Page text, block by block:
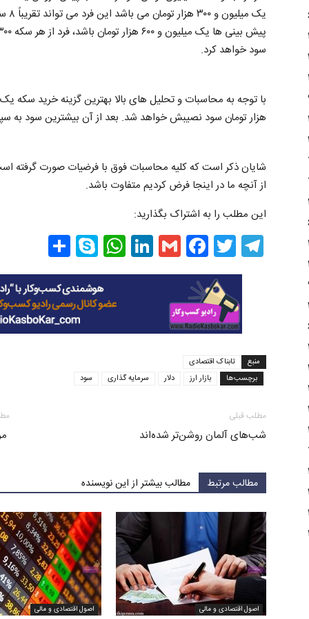
سود خواهد کرد.
هزار تومان سود نصیبش خواهد شد. بعد از آن بیشترین سود به سپرده ریالی با
شایان ذکر است که کلیه محاسبات فوق با فرضیات صورت
از آنچه ما در اینجا فرض کردیم متفاوت باشد.
این مطلب را به اشتراک بگذارید:
Telegram
Twitter
Facebook
Gmail
LinkedIn
Skype
منبع
تابناک اقتصادی
برچسب‌ها
بازار ارز دلار سرمایه گذاری سود
مطلب قبلی
شب‌های آلمان روشن‌تر شده‌اند
مطالب مرتبط مطالب بیشتر از این نویسنده
اصول اقتصادی و مالی اصول اقتصادی و مالی